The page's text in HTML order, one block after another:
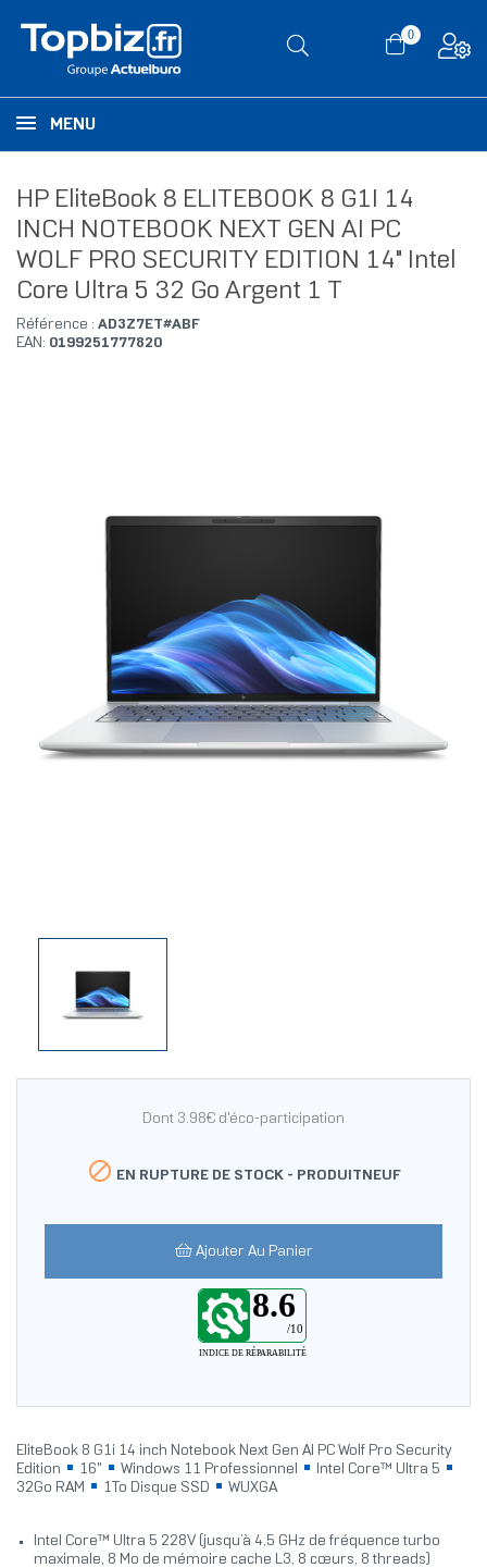
0
MENU
HP EliteBook 8 ELITEBOOK 8 G1I 14
INCH NOTEBOOK NEXT GEN AI PC
WOLF PRO SECURITY EDITION 14" Intel
Core Ultra 5 32 Go Argent 1 T
Référence : AD3Z7ET#ABF
EAN: 0199251777820
Dont 3.98€ d'éco-participation
 EN RUPTURE DE STOCK - PRODUITNEUF
Ajouter Au Panier
8.6
/10
INDICE DE RÉPARABILITÉ
EliteBook 8 G1i 14 inch Notebook Next Gen AI PC Wolf Pro Security
Edition
16" Windows 11 Professionnel
Intel Core™ Ultra 5
32Go RAM
1To Disque SSD WUXGA
Intel Core™ Ultra 5 228V (jusqu’à 4,5 GHz de fréquence turbo
maximale, 8 Mo de mémoire cache L3, 8 cœurs, 8 threads)